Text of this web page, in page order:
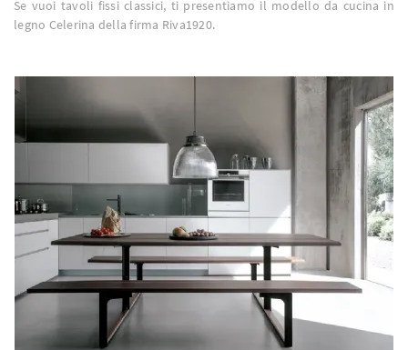
Se vuoi tavoli fissi classici, ti presentiamo il modello da cucina in
legno Celerina della firma Riva1920.